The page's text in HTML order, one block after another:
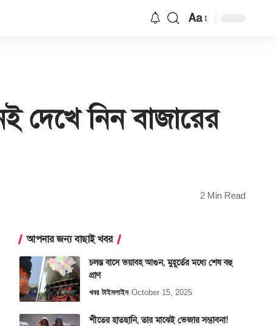
Font
Aa
দেখে নিন বাজারের
2 Min Read
আপনার জন্য বাছাই খবর
চলন্ত বাসে ভয়াবহ আগুন, মুহূর্তের মধ্যে শেষ বহু
প্রাণ
খবর টাইমলাইন October 15, 2025
শীতের হাতছানি, তার মাঝেই ভেজার সম্ভাবনা!